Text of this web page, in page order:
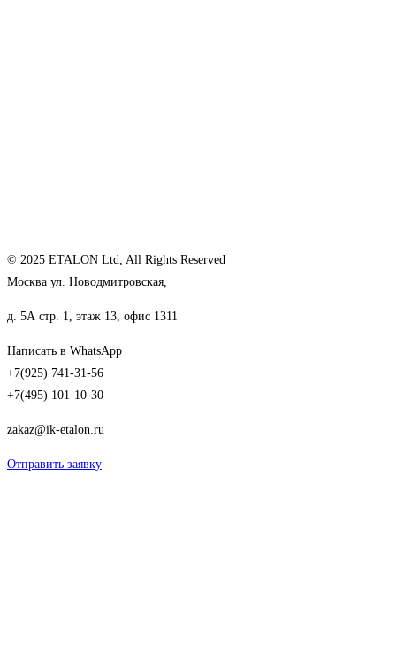
© 2025 ETALON Ltd, All Rights Reserved
Москва ул. Новодмитровская,
д. 5А стр. 1, этаж 13, офис 1311
Написать в WhatsApp
+7(925) 741-31-56
+7(495) 101-10-30
zakaz@ik-etalon.ru
Отправить заявку